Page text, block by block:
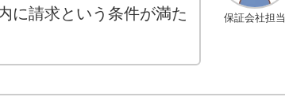
保証会社担当
に請求という条件が満た